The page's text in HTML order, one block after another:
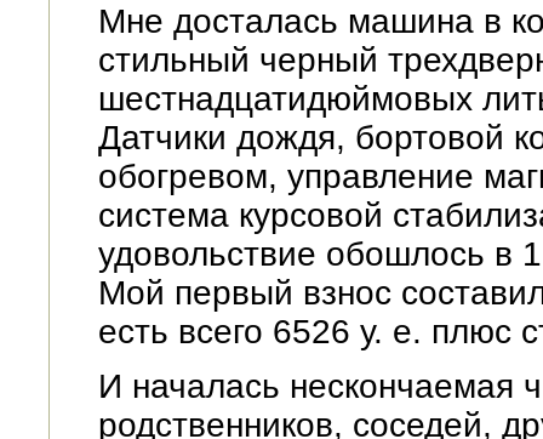
Мне досталась машина в
стильный черный
шестнадцатидюймовых
Датчики дождя, бортовой
обогревом, управление
система курсовой
удовольствие обошлось в
Мой первый взнос
есть всего 6526 у. е. плюс
И началась нескончаемая
родственников, соседей,